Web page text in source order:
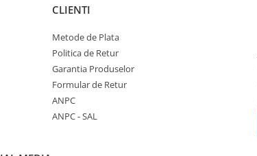
CLIENTI
Metode de Plata
Politica de Retur
Garantia Produselor
Formular de Retur
ANPC
ANPC - SAL